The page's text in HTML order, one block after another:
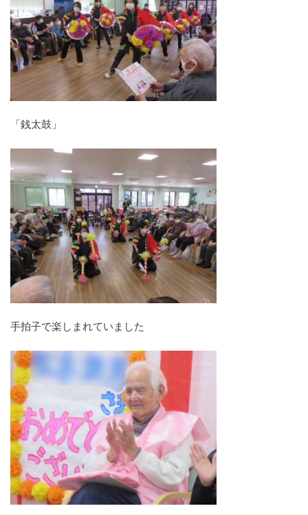
「銭太鼓」
手拍子で楽しまれていました